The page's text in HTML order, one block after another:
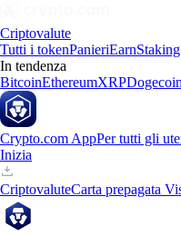
Criptovalute
Tutti i tokenPanieriEarnStaking
In tendenza
BitcoinEthereumXRPDogecoin
Crypto.com AppPer tutti gli
Inizia
CriptovaluteCarta prepagata